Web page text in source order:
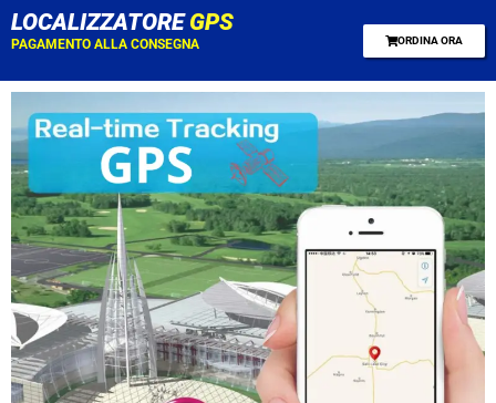
LOCALIZZATOREGPS
PAGAMENTO ALLA CONSEGNA ORDINA ORA